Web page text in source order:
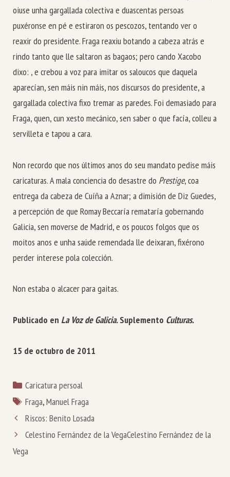
oiuse unha gargallada colectiva e duascentas persoas
puxéronse en pé e estiraron os pescozos, tentando ver o
reaxir do presidente. Fraga reaxiu botando a cabeza atrás e
rindo tanto que lle saltaron as bagaos; pero cando Xacobo
dixo: , e crebou a voz para imitar os saloucos que daquela
aparecían, sen máis nin máis, nos discursos do presidente, a
gargallada colectiva fixo tremar as paredes. Foi demasiado para
Fraga, quen, cun xesto mecánico, sen saber o que facía, colleu a
servilleta e tapou a cara.
Non recordo que nos últimos anos do seu mandato pedise máis
caricaturas. A mala conciencia do desastre do Prestige, coa
entrega da cabeza de Cuíña a Aznar; a dimisión de Diz Guedes,
a percepción de que Romay Beccaría remataría gobernando
Galicia, sen moverse de Madrid, e os poucos folgos que os
moitos anos e unha saúde remendada lle deixaran, fixérono
perder interese pola colección.
Non estaba o alcacer para gaitas.
Publicado en La Vozde Galicia.Suplemento Culturas.
15 de octubro de 2011
Categorías
Caricatura persoal
Etiquetas
Fraga,Manuel Fraga
Riscos: Benito Losada
Celestino Fernández de la VegaCelestino Fernández de la
Vega